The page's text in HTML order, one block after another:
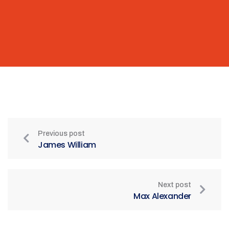
Previous post
James William
Next post
Max Alexander